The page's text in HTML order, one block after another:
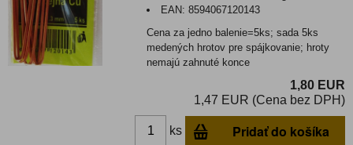
EAN:8594067120143
Cena za jedno balenie=5ks; sada 5ks
medených hrotov pre spájkovanie; hroty
nemajú zahnuté konce
1,80 EUR
1,47 EUR (Cena bez DPH)
ks Pridať do košíka